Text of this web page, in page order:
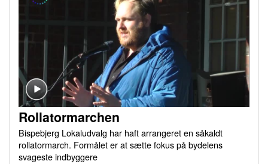
Rollatormarchen
Bispebjerg Lokaludvalg har haft arrangeret en såkaldt
rollatormarch. Formålet er at sætte fokus på bydelens
svageste indbyggere